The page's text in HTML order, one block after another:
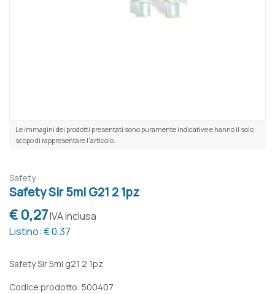
Le immagini dei prodotti presentati sono puramente indicative e hanno il solo
scopo di rappresentare l'articolo.
Safety
Safety Sir 5ml G21 2 1pz
€ 0,27IVA inclusa
Listino: € 0,37
Safety Sir 5ml g21 2 1pz
Codice prodotto: 500407